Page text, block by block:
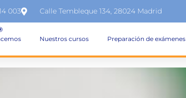
003 Calle Tembleque 134, 28024 Madrid
Nuestros cursos Preparación de exámenes